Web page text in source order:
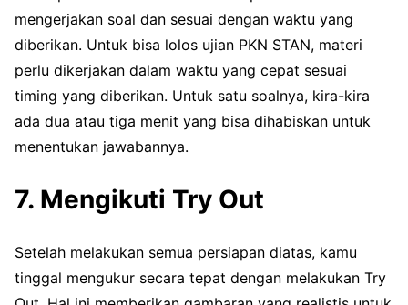
mengerjakan soal dan sesuai dengan waktu yang
diberikan. Untuk bisa lolos ujian PKN STAN, materi
perlu dikerjakan dalam waktu yang cepat sesuai
timing yang diberikan. Untuk satu soalnya, kira-kira
ada dua atau tiga menit yang bisa dihabiskan untuk
menentukan jawabannya.
7. Mengikuti Try Out
Setelah melakukan semua persiapan diatas, kamu
tinggal mengukur secara tepat dengan melakukan Try